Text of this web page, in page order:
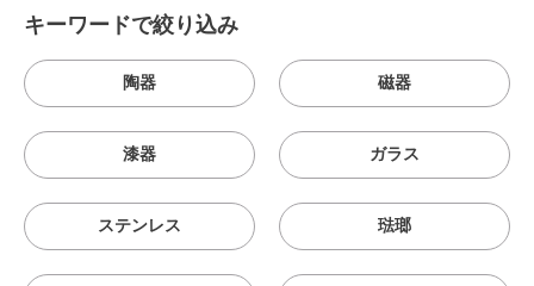
キーワードで絞り込み
陶器 磁器
漆器 ガラス
ステンレス 琺瑯